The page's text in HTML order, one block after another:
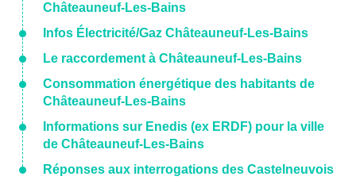
Châteauneuf-Les-Bains
Infos Électricité/Gaz Châteauneuf-Les-Bains
Le raccordement à Châteauneuf-Les-Bains
Consommation énergétique des habitants de
Châteauneuf-Les-Bains
Informations sur Enedis (ex ERDF) pour la ville
de Châteauneuf-Les-Bains
Réponses aux interrogations des Castelneuvois